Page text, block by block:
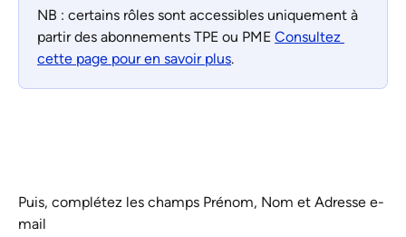
NB : certains rôles sont accessibles uniquement à
partir des abonnements TPE ou PME Consultez
cette page pour en savoir plus.
Puis, complétez les champs Prénom, Nom et Adresse e-
mail